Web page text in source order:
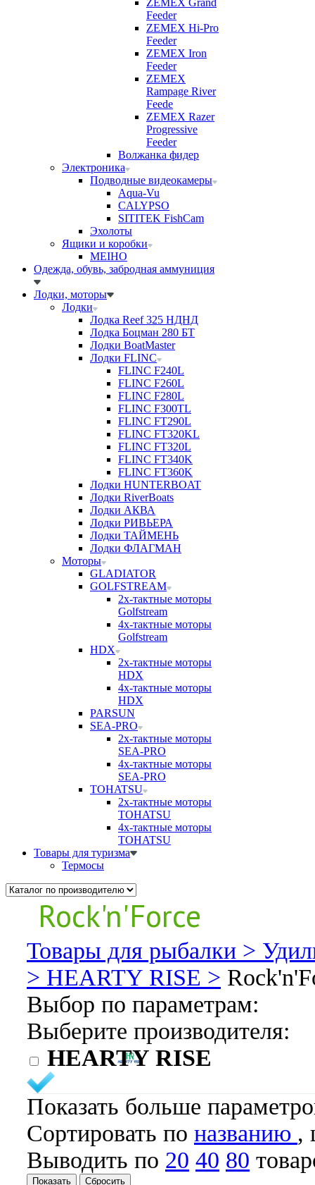
ZEMEX Grand
Feeder
ZEMEX Hi-Pro
Feeder
ZEMEX Iron
Feeder
ZEMEX
Rampage River
Feede
ZEMEX Razer
Progressive
Feeder
Волжанка фидер
Электроника
Подводные видеокамеры
Aqua-Vu
CALYPSO
SITITEK FishCam
Эхолоты
Ящики и коробки
MEIHO
Одежда, обувь, забродная аммуниция
Лодки, моторы
Лодки
Лодка Reef 325 НДНД
Лодка Боцман 280 БТ
Лодки BoatMaster
Лодки FLINC
FLINC F240L
FLINC F260L
FLINC F280L
FLINC F300TL
FLINC FT290L
FLINC FT320KL
FLINC FT320L
FLINC FT340K
FLINC FT360K
Лодки HUNTERBOAT
Лодки RiverBoats
Лодки АКВА
Лодки РИВЬЕРА
Лодки ТАЙМЕНЬ
Лодки ФЛАГМАН
Моторы
GLADIATOR
GOLFSTREAM
2х-тактные моторы
Golfstream
4х-тактные моторы
Golfstream
HDX
2х-тактные моторы
HDX
4х-тактные моторы
HDX
PARSUN
SEA-PRO
2х-тактные моторы
SEA-PRO
4х-тактные моторы
SEA-PRO
TOHATSU
2х-тактные моторы
TOHATSU
4х-тактные моторы
TOHATSU
Товары для туризма
Термосы
Rock'n'Force
Товары для рыбалки >
> HEARTY RISE >
Выбор по параметрам:
Выберите производителя:
HEARTY RISE
Показать больше
Cортировать по названию ,
Выводить по 20 40 80